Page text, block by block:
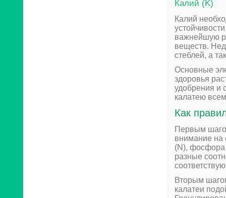
Калий (K)
Калий
важнейшую
веществ.
стеблей, а
Основные
здоровья
удобрения и
калатею
Как
Первым
внимание на
(N), фосфора
разные
Вторым
калатеи